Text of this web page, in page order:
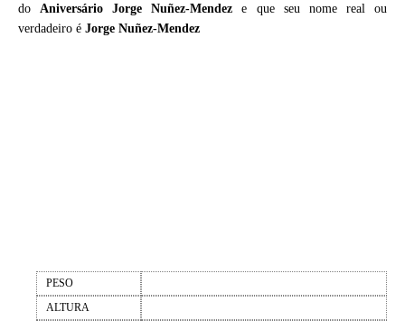
doAniversário Jorge Nuñez-Mendez e que seu nome real ou
verdadeiro é Jorge Nuñez-Mendez
PESO
ALTURA